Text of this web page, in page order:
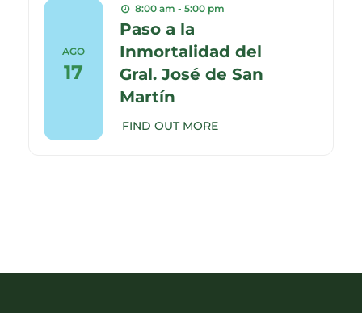
AGO
17
8:00 am - 5:00 pm
Paso a la
Inmortalidad del
Gral. José de San
Martín
FIND OUT MORE